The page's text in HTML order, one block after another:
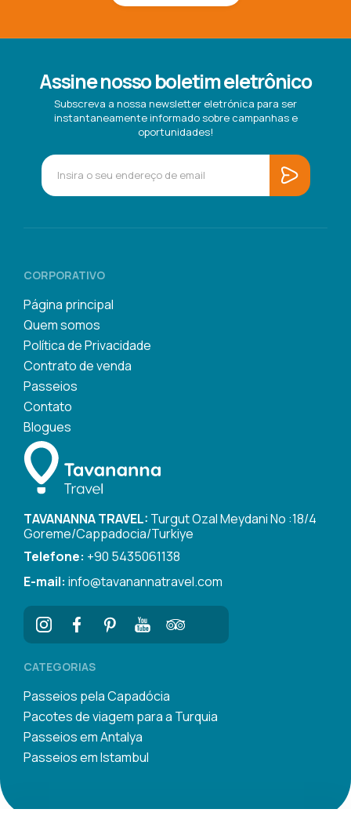
Assine nosso boletim eletrônico
Subscreva a nossa newsletter eletrónica para ser
instantaneamente informado sobre campanhas e
oportunidades!
CORPORATIVO
Página principal
Quem somos
Política de Privacidade
Contrato de venda
Passeios
Contato
Blogues
TAVANANNA TRAVEL: Turgut Ozal Meydani No :18/4
Goreme/Cappadocia/Turkiye
Telefone: +90 5435061138
E-mail: info@tavanannatravel.com
CATEGORIAS
Passeios pela Capadócia
Pacotes de viagem para a Turquia
Passeios em Antalya
Passeios em Istambul